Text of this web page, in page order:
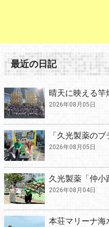
最近の日記
晴天に映える竿
2026年08月05日
「久光製薬の
2026年08月05日
久光製薬「仲
2026年08月04日
本荘マリーナ海